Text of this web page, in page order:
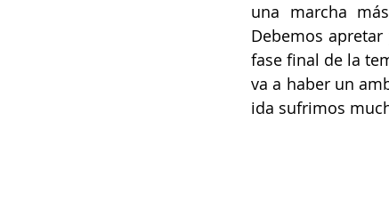
una marcha
Debemos
fase final de la
va a haber un
ida sufrimos